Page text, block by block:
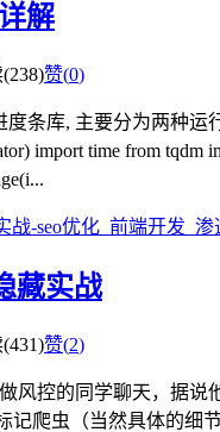
解
赞(0)
度条库, 主要分为两种运
import time from tqdm
藏实战
赞(2)
风控的同学聊天，据说
记爬虫（当然具体的细